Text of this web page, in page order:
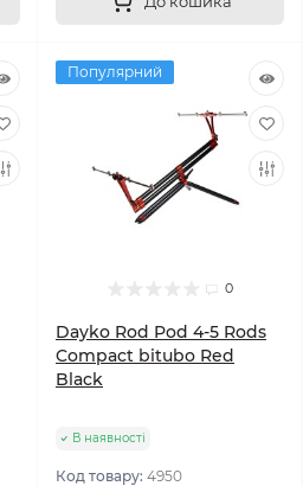
Популярний
0
Dayko Rod Pod 4-5 Rods
Compact bitubo Red
Black
В наявності
Код товару: 4950